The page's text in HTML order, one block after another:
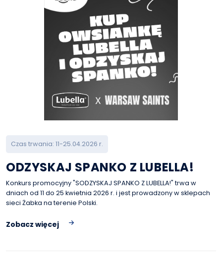
Czas trwania: 11-25.04.2026 r.
ODZYSKAJ SPANKO Z LUBELLA!
Konkurs promocyjny "SODZYSKAJ SPANKO Z LUBELLA!" trwa w
dniach od 11 do 25 kwietnia 2026 r. i jest prowadzony w sklepach
sieci Żabka na terenie Polski.
Zobacz więcej